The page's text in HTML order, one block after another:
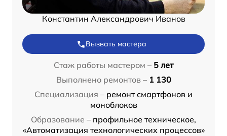
Константин Александрович Иванов
Вызвать мастера
Стаж работы мастером – 5 лет
Выполнено ремонтов – 1 130
Специализация – ремонт смартфонов и
моноблоков
Образование – профильное техническое,
«Автоматизация технологических процессов»